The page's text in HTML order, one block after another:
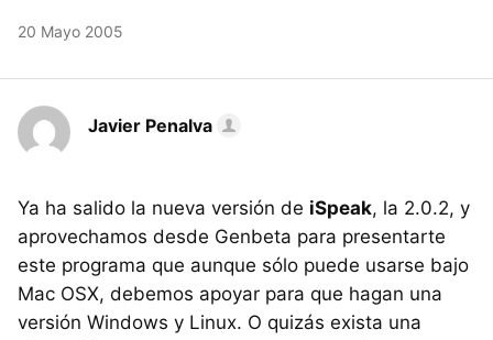
20 Mayo 2005
Javier Penalva
Ya ha salido la nueva versión de iSpeak, la 2.0.2, y
aprovechamos desde Genbeta para presentarte
este programa que aunque sólo puede usarse bajo
Mac OSX, debemos apoyar para que hagan una
versión Windows y Linux. O quizás exista una